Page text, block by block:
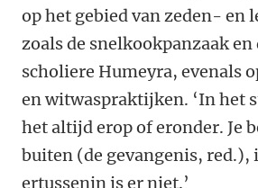
op het gebied van zeden- en
zoals de snelkookpanzaak en
scholiere Humeyra, evenals
en witwaspraktijken. ‘In het
het altijd erop of eronder. Je
buiten (de gevangenis, red.),
ertussenin is er niet.’